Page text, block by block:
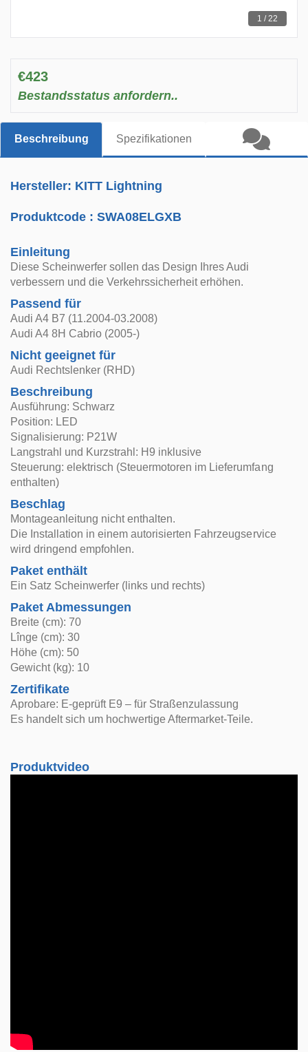
1 / 22
€423
Bestandsstatus anfordern..
Beschreibung Spezifikationen
Hersteller: KITT Lightning
Produktcode :SWA08ELGXB
Einleitung
Diese Scheinwerfer sollen das Design Ihres Audi
verbessern und die Verkehrssicherheit erhöhen.
Passend für
Audi A4 B7 (11.2004-03.2008)
Audi A4 8H Cabrio (2005-)
Nicht geeignet für
Audi Rechtslenker (RHD)
Beschreibung
Ausführung: Schwarz
Position: LED
Signalisierung: P21W
Langstrahl und Kurzstrahl: H9 inklusive
Steuerung: elektrisch (Steuermotoren im Lieferumfang
enthalten)
Beschlag
Montageanleitung nicht enthalten.
Die Installation in einem autorisierten Fahrzeugservice
wird dringend empfohlen.
Paket enthält
Ein Satz Scheinwerfer (links und rechts)
Paket Abmessungen
Breite (cm): 70
Lînge (cm): 30
Höhe (cm): 50
Gewicht (kg): 10
Zertifikate
Aprobare: E-geprüft E9 – für Straßenzulassung
Es handelt sich um hochwertige Aftermarket-Teile.
Produktvideo